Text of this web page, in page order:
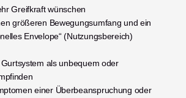
Greifkraft wünschen
größeren Bewegungsumfang und ein
Envelope“ (Nutzungsbereich)
als unbequem oder
einer Überbeanspruchung oder